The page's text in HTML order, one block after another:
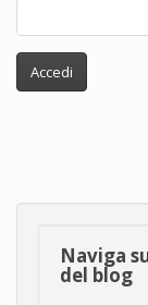
Accedi
Naviga
del blog